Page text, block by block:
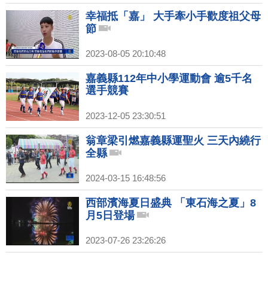
幸福抵「嘉」 大手牽小手歡度祖父母
節
2023-08-05 20:10:48
嘉義縣112年中小學運動會 逾5千名
選手競賽
2023-12-05 23:30:51
翁章梁引燃嘉義縣運聖火 三天內繞行
全縣
2024-03-15 16:48:56
西部濱海夏日盛典 「東石海之夏」8
月5日登場
2023-07-26 23:26:26